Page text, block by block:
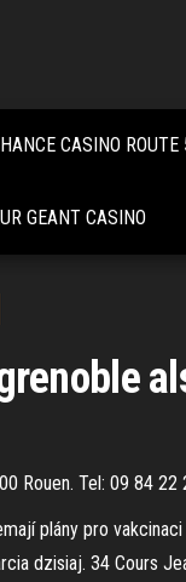
CASINO
GEANT CASINO
Rouen. Tel: 09 84
plány pro
dzisiaj. 34 Cours